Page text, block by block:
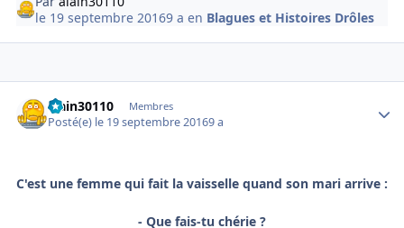
le 19 septembre 20169 a en Blagues et Histoires Drôles
alain30110 Membres
Posté(e) le 19 septembre 20169 a
C'est une femme qui fait la vaisselle quand son mari arrive :
- Que fais-tu chérie ?